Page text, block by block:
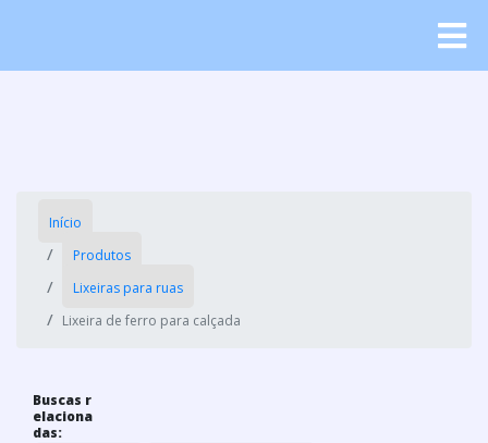
Início
Produtos
Lixeiras para ruas
Lixeira de ferro para calçada
Buscas r
elaciona
das: